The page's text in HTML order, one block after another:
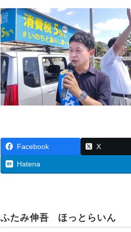
c
e
b
o
o
k
tt
er
ail
Facebook X
Hatena
ふたみ伸吾 ほっとらいん